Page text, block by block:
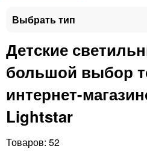
Детские
большой выбор
интернет-
Lightstar
52